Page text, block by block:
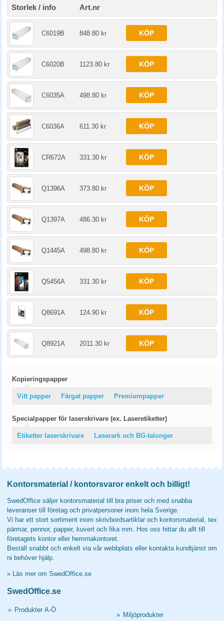
Storlek / info Art.nr
C6019B 848.80 kr KÖP
C6020B 1123.80 kr KÖP
C6035A 498.80 kr KÖP
C6036A 611.30 kr KÖP
CR672A 331.30 kr KÖP
Q1396A 373.80 kr KÖP
Q1397A 486.30 kr KÖP
Q1445A 498.80 kr KÖP
Q5456A 331.30 kr KÖP
Q8691A 124.90 kr KÖP
Q8921A 2011.30 kr KÖP
Kopieringspapper
Vitt papper Färgat papper Premiumpapper
Specialpapper för laserskrivare (ex. Laseretiketter)
Etiketter laserskrivare Laserark och BG-talonger
Kontorsmaterial / kontorsvaror enkelt och billigt!
SwedOffice säljer kontorsmaterial till bra priser och med snabba
leveranser till företag och privatpersoner inom hela Sverige.
Vi har ett stort sortiment inom skrivbordsartiklar och kontorsmaterial, tex
pärmar, pennor, papper, kuvert och fika mm. Hos oss hittar du allt till
företagets kontor eller hemmakontoret.
Beställ snabbt och enkelt via vår webbplats eller kontakta kundtjänst om
ni behöver hjälp.
» Läs mer om SwedOffice.se
SwedOffice.se
» Produkter A-Ö
» Miljöprodukter